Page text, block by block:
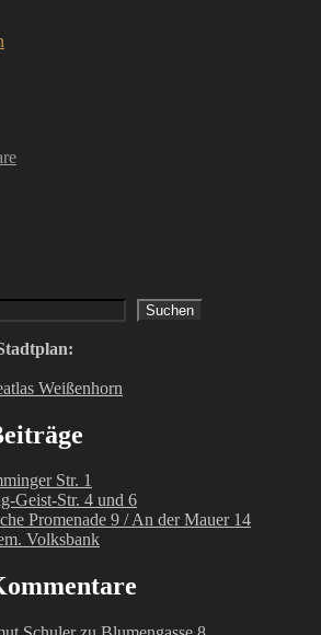
Suchen
Str. 1
Geist-Str. 4 und 6
Promenade 9 / An der Mauer 14
Volksbank